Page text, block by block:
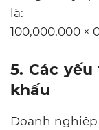
là:
100,000,000 ×
5. Các
khấu
Doanh